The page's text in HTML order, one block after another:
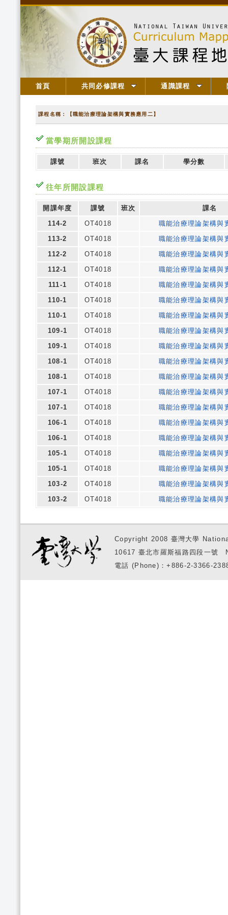
首頁 共同必修課程 通識課程
課程名稱：【職能治療理論架構與實務應用二】
當學期所開設課程
課號 班次 課名 學分數
往年所開設課程
開課年度 課號 班次
課名
114-2
OT4018
職能治療理論架構與
113-2
OT4018
職能治療理論架構與
112-2
OT4018
職能治療理論架構與
112-1
OT4018
職能治療理論架構與
111-1
OT4018
職能治療理論架構與
110-1
OT4018
職能治療理論架構與
110-1
OT4018
職能治療理論架構與
109-1
OT4018
職能治療理論架構與
109-1
OT4018
職能治療理論架構與
108-1
OT4018
職能治療理論架構與
108-1
OT4018
職能治療理論架構與
107-1
OT4018
職能治療理論架構與
107-1
OT4018
職能治療理論架構與
106-1
OT4018
職能治療理論架構與
106-1
OT4018
職能治療理論架構與
105-1
OT4018
職能治療理論架構與
105-1
OT4018
職能治療理論架構與
103-2
OT4018
職能治療理論架構與
103-2
OT4018 職能治療理論架構與
Copyright 2008 臺灣大學
10617 臺北市羅斯福路四段一
電話 (Phone)：+886-2-3366-